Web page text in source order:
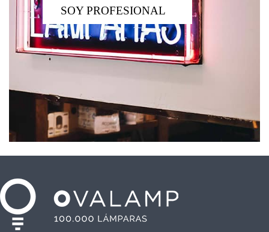
SOY PROFESIONAL